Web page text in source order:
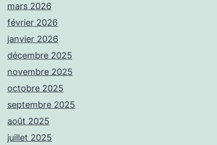
mars 2026
février 2026
janvier 2026
décembre 2025
novembre 2025
octobre 2025
septembre 2025
août 2025
juillet 2025